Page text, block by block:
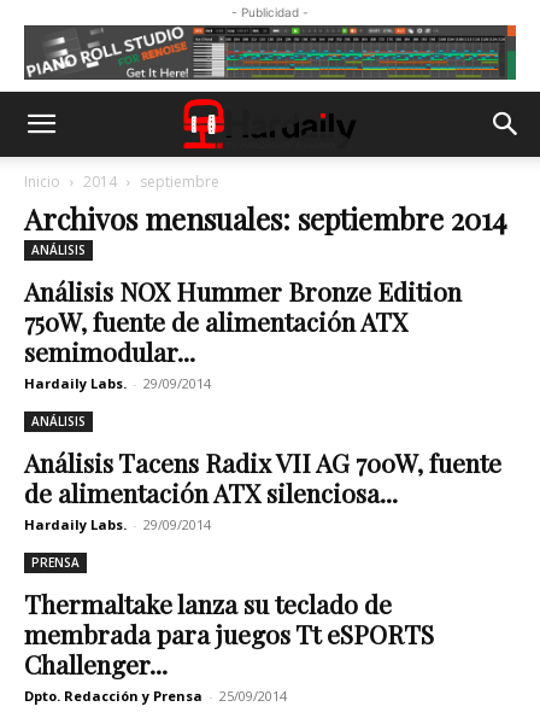
- Publicidad -
Inicio 2014 septiembre
Archivos mensuales: septiembre 2014
ANÁLISIS
Análisis NOX Hummer Bronze Edition
750W, fuente de alimentación ATX
semimodular...
Hardaily Labs. - 29/09/2014
ANÁLISIS
Análisis Tacens Radix VII AG 700W, fuente
de alimentación ATX silenciosa...
Hardaily Labs. - 29/09/2014
PRENSA
Thermaltake lanza su teclado de
membrada para juegos Tt eSPORTS
Challenger...
Dpto. Redacción y Prensa - 25/09/2014